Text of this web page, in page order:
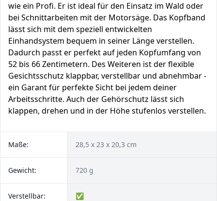
wie ein Profi. Er ist ideal für den Einsatz im Wald oder
bei Schnittarbeiten mit der Motorsäge. Das Kopfband
lässt sich mit dem speziell entwickelten
Einhandsystem bequem in seiner Länge verstellen.
Dadurch passt er perfekt auf jeden Kopfumfang von
52 bis 66 Zentimetern. Des Weiteren ist der flexible
Gesichtsschutz klappbar, verstellbar und abnehmbar -
ein Garant für perfekte Sicht bei jedem deiner
Arbeitsschritte. Auch der Gehörschutz lässt sich
klappen, drehen und in der Höhe stufenlos verstellen.
Maße: 28,5 x 23 x 20,3 cm
Gewicht: 720 g
Verstellbar: ✅